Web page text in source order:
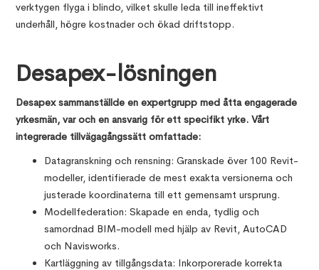
verktygen flyga i blindo, vilket skulle leda till ineffektivt
underhåll, högre kostnader och ökad driftstopp.
Desapex-lösningen
Desapex sammanställde en expertgrupp med åtta engagerade
yrkesmän, var och en ansvarig för ett specifikt yrke. Vårt
integrerade tillvägagångssätt omfattade:
Datagranskning och rensning: Granskade över 100 Revit-
modeller, identifierade de mest exakta versionerna och
justerade koordinaterna till ett gemensamt ursprung.
Modellfederation: Skapade en enda, tydlig och
samordnad BIM-modell med hjälp av Revit, AutoCAD
och Navisworks.
Kartläggning av tillgångsdata: Inkorporerade korrekta